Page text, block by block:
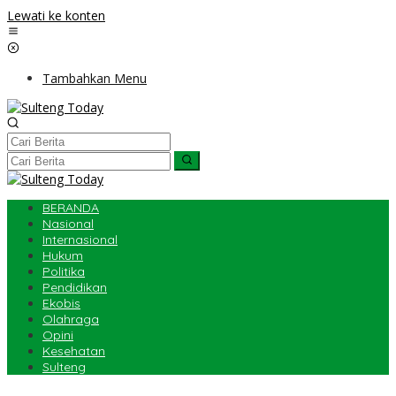
Lewati ke konten
Tambahkan Menu
BERANDA
Nasional
Internasional
Hukum
Politika
Pendidikan
Ekobis
Olahraga
Opini
Kesehatan
Sulteng